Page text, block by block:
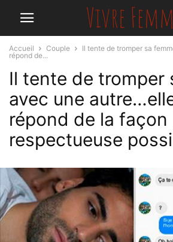
Accueil Couple
Il tente de tromper sa
répond de...
Il tente de tromper
avec une
répond de la façon
respectueuse